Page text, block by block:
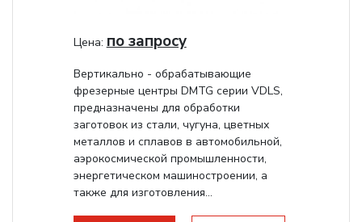
Цена: по запросу
Вертикально - обрабатывающие
фрезерные центры DMTG серии VDLS,
предназначены для обработки
заготовок из стали, чугуна, цветных
металлов и сплавов в автомобильной,
аэрокосмической промышленности,
энергетическом машиностроении, а
также для изготовления...